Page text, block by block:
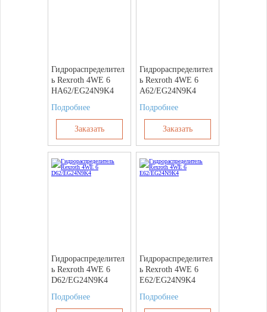
Гидрораспределител
ь Rexroth 4WE 6
HA62/EG24N9K4
Подробнее
Заказать
Гидрораспределител
ь Rexroth 4WE 6
A62/EG24N9K4
Подробнее
Заказать
Гидрораспределител
ь Rexroth 4WE 6
D62/EG24N9K4
Подробнее
Гидрораспределител
ь Rexroth 4WE 6
E62/EG24N9K4
Подробнее